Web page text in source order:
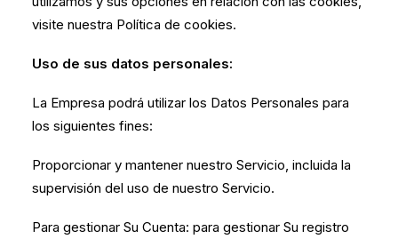
visite nuestra Política de cookies.
Uso de sus datos personales:
La Empresa podrá utilizar los Datos Personales para
los siguientes fines:
Proporcionar y mantener nuestro Servicio, incluida la
supervisión del uso de nuestro Servicio.
Para gestionar Su Cuenta: para gestionar Su registro